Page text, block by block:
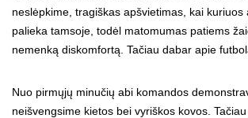
neslėpkime, tragiškas apšvietimas, kai kuriuos
palieka tamsoje, todėl matomumas patiems
nemenką diskomfortą. Tačiau dabar apie
Nuo pirmųjų minučių abi komandos
neišvengsime kietos bei vyriškos kovos.